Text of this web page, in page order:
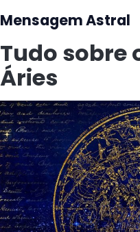
Mensagem Astral
Tudo sobre
Áries